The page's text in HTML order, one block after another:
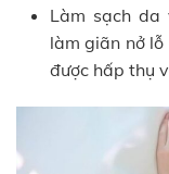
Làm sạch da
làm giãn nở
được hấp thụ